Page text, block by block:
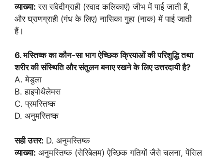
व्याख्या: रस संवेदीग्राही (स्वाद कलिकाएं) जीभ में पाई जाती हैं,
और घ्राणग्राही (गंध के लिए) नासिका गुहा (नाक) में पाई जाती
हैं।
6. मस्तिष्क का कौन-सा भाग ऐच्छिक क्रियाओं की परिशुद्धि तथा
शरीर की संस्थिति और संतुलन बनाए रखने के लिए उत्तरदायी है?
A. मेडुला
B. हाइपोथैलेमस
C. प्रमस्तिष्क
D. अनुमस्तिष्क
सही उत्तर: D. अनुमस्तिष्क
व्याख्या: अनुमस्तिष्क (सेरिबेलम) ऐच्छिक गतियों जैसे चलना, पेंसिल